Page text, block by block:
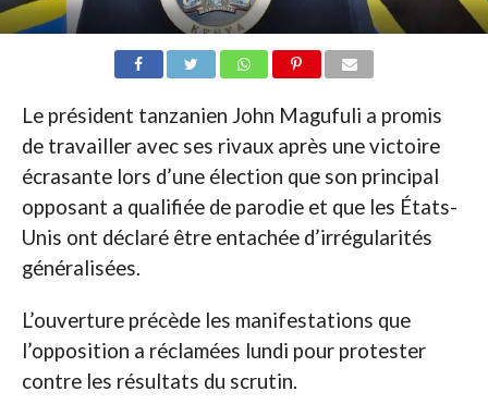
Le président tanzanien John Magufuli a promis
de travailler avec ses rivaux après une victoire
écrasante lors d’une élection que son principal
opposant a qualifiée de parodie et que les États-
Unis ont déclaré être entachée d’irrégularités
généralisées.
L’ouverture précède les manifestations que
l’opposition a réclamées lundi pour protester
contre les résultats du scrutin.